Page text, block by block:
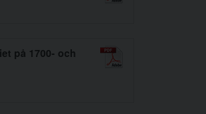
på 1700- och